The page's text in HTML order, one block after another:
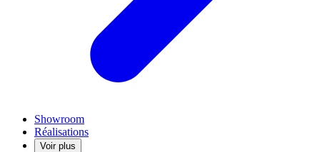
Showroom
Réalisations
Voir plus